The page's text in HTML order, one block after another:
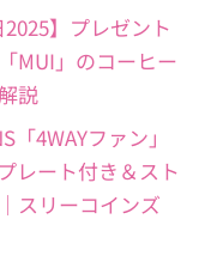
】プレゼント
MUI」のコーヒー
説
4WAYファン」
レート付き＆スト
スリーコインズ